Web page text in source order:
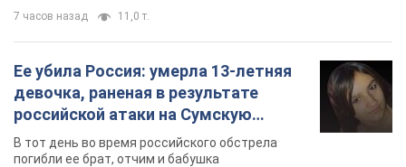
7 часов назад 11,0 т.
Ее убила Россия: умерла 13-летняя
девочка, раненая в результате
российской атаки на Сумскую
область. Фото
В тот день во время российского обстрела
погибли ее брат, отчим и бабушка